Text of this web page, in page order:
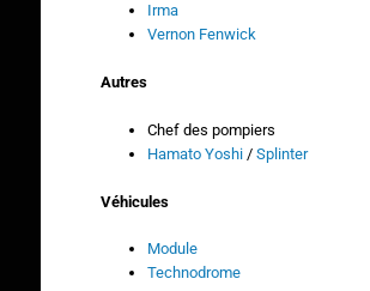
Irma
Vernon Fenwick
Autres
Chef des pompiers
Hamato Yoshi/ Splinter
Véhicules
Module
Technodrome